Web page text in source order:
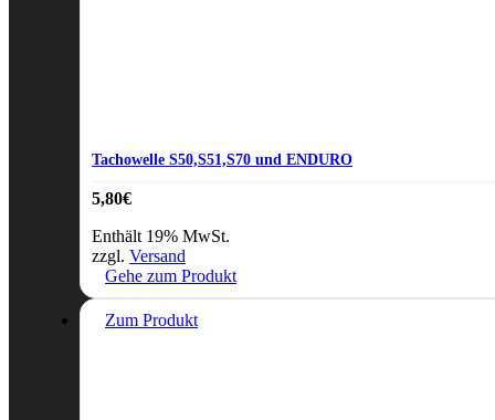
Tachowelle S50,S51,S70 und ENDURO
5,80€
Enthält 19% MwSt.
zzgl. Versand
Gehe zum Produkt
Zum Produkt